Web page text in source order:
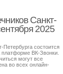
Санкт-
2025
Петербурга состоится
ВК-Звонки.
могут все
во всех онлайн-